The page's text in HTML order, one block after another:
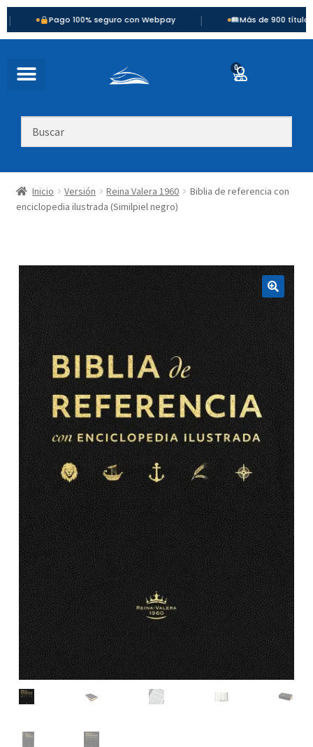
Pago 100% seguro con Webpay | Más de 900 títulos
0
Inicio Versión Reina Valera 1960
Biblia de referencia con
enciclopedia ilustrada (Similpiel negro)